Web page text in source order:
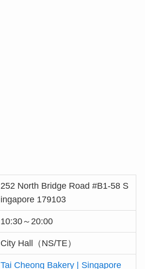
252 North Bridge Road #B1-58 S
ingapore 179103
10:30～20:00
City Hall（NS/TE）
Tai Cheong Bakery | Singapore